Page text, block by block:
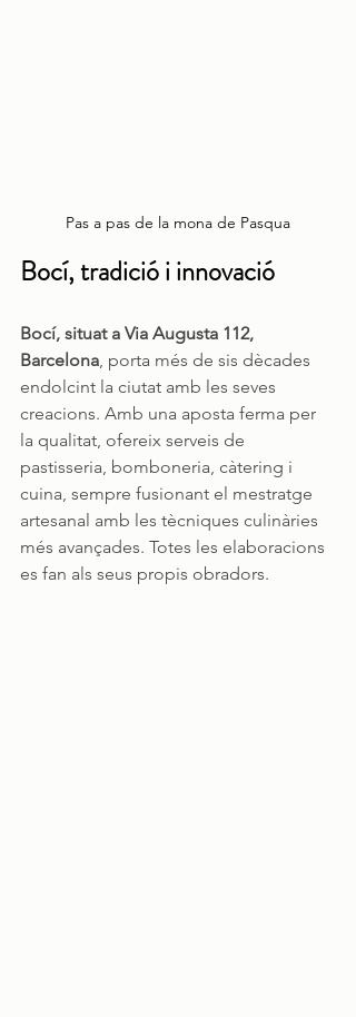
Pas a pas de la mona de Pasqua
Bocí, tradició i innovació
Bocí, situat a Via Augusta 112,
Barcelona, porta més de sis dècades
endolcint la ciutat amb les seves
creacions. Amb una aposta ferma per
la qualitat, ofereix serveis de
pastisseria, bomboneria, càtering i
cuina, sempre fusionant el mestratge
artesanal amb les tècniques culinàries
més avançades. Totes les elaboracions
es fan als seus propis obradors.